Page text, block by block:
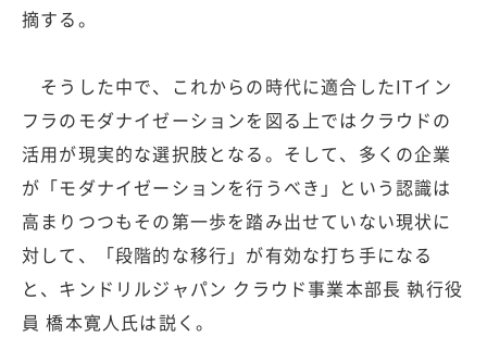
摘する。
そうした中で、これからの時代に適合したITイン
フラのモダナイゼーションを図る上ではクラウドの
活用が現実的な選択肢となる。そして、多くの企業
が「モダナイゼーションを行うべき」という認識は
高まりつつもその第一歩を踏み出せていない現状に
対して、「段階的な移行」が有効な打ち手になる
と、キンドリルジャパン クラウド事業本部長 執行役
員 橋本寛人氏は説く。